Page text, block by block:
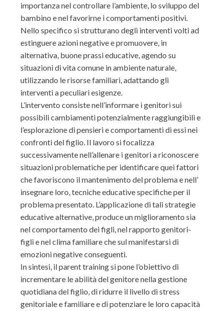
importanza nel controllare l’ambiente, lo sviluppo del
bambino e nel favorirne i comportamenti positivi.
Nello specifico si strutturano degli interventi volti ad
estinguere azioni negative e promuovere, in
alternativa, buone prassi educative, agendo su
situazioni di vita comune in ambiente naturale,
utilizzando le risorse familiari, adattando gli
interventi a peculiari esigenze.
L’intervento consiste nell’informare i genitori sui
possibili cambiamenti potenzialmente raggiungibili e
l’esplorazione di pensieri e comportamenti di essi nei
confronti del figlio. Il lavoro si focalizza
successivamente nell’allenare i genitori a riconoscere
situazioni problematiche per identificare quei fattori
che favoriscono il mantenimento del problema e nell’
insegnare loro, tecniche educative specifiche per il
problema presentato. L’applicazione di tali strategie
educative alternative, produce un miglioramento sia
nel comportamento dei figli, nel rapporto genitori-
figli e nel clima familiare che sul manifestarsi di
emozioni negative conseguenti.
In sintesi, il parent training si pone l’obiettivo di
incrementare le abilità del genitore nella gestione
quotidiana del figlio, di ridurre il livello di stress
genitoriale e familiare e di potenziare le loro capacità